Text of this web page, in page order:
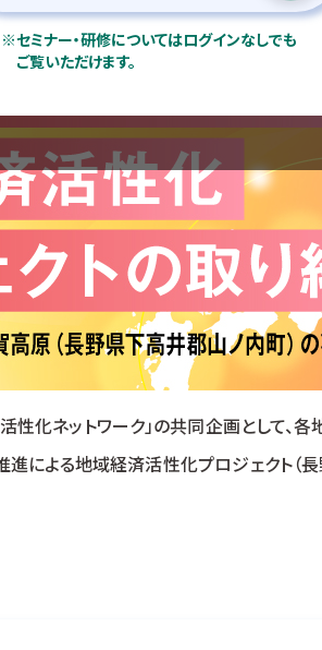
※セミナー・研修についてはログインなしでも
ご覧いただけます。
性化ネットワーク」の共同企画として、
進による地域経済活性化プロジェクト（